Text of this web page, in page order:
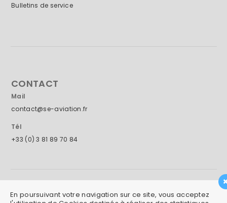
Bulletins de service
CONTACT
Mail
contact@se-aviation.fr
Tél
+33 (0) 3 81 89 70 84
mentions légales|confidentialité
En poursuivant votre navigation sur ce site, vous acceptez